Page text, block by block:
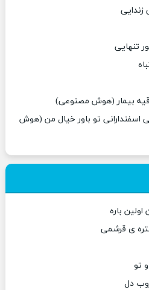
تنهایی
بیمار (هوش مصنوعی)
اسفندارانی تو باور خیال من (هوش
باره
ی قرشمی
تو
دل